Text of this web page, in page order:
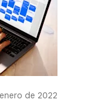
de 2022